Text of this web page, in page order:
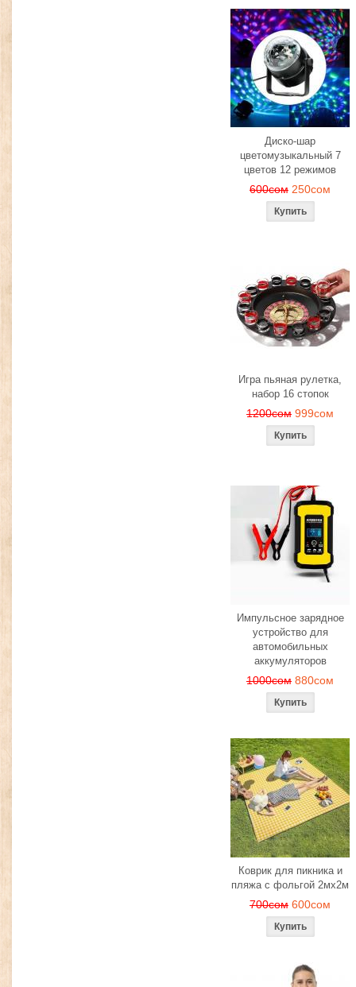
Диско-шар
цветомузыкальный 7
цветов 12 режимов
600сом 250сом
Игра пьяная рулетка,
набор 16 стопок
1200сом 999сом
Импульсное зарядное
устройство для
автомобильных
аккумуляторов
1000сом 880сом
Коврик для пикника и
пляжа с фольгой 2мх2м
700сом 600сом